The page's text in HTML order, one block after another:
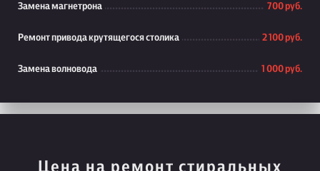
Замена магнетрона 700 руб.
Ремонт привода крутящегося столика 2 100 руб.
Замена волновода 1 000 руб.
Цена на ремонт стиральных